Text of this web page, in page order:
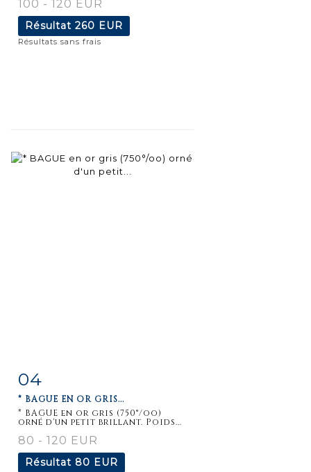
100 - 120 EUR
Résultat 260 EUR
Résultats sans frais
détaillée
04
* BAGUE EN OR GRIS...
* BAGUE en or gris (750°/oo)
orné d'un petit brillant. Poids...
80 - 120 EUR
Résultat 80 EUR